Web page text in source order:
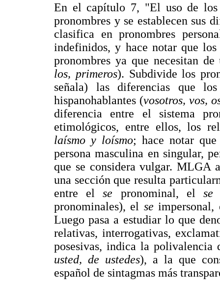
En el capítulo 7, "El uso de
pronombres y se establecen sus
clasifica en pronombres
indefinidos, y hace notar que
pronombres ya que necesitan
los, primeros). Subdivide los
señala) las diferencias que
hispanohablantes (vosotros, vos,
diferencia entre el sistema
etimológicos, entre ellos, los
laísmo y loísmo; hace notar
persona masculina en singular,
que se considera vulgar. MLGA
una sección que resulta
entre else pronominal, el
pronominales), el se
Luego pasa a estudiar lo que
relativas, interrogativas,
posesivas, indica la polivalencia
usted, de ustedes), a la que
español de sintagmas más